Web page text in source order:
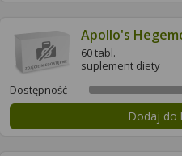
Apollo's
60 tabl.
suplement diety
Dostępność
Dodaj do